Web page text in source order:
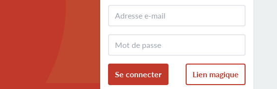
Se connecter Lien magique